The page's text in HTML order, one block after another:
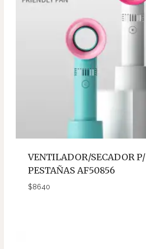
VENTILADOR/SECADOR P/
PESTAÑAS AF50856
$8640